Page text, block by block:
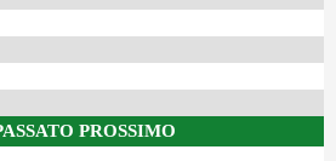
PROSSIMO